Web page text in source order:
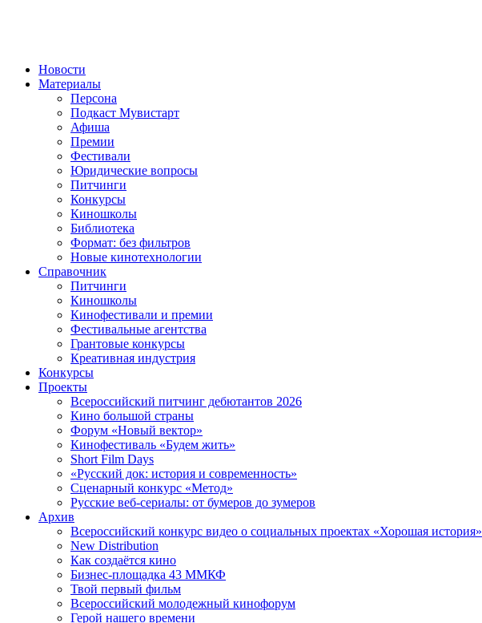
Новости
Материалы
Персона
Подкаст Мувистарт
Афиша
Премии
Фестивали
Юридические вопросы
Питчинги
Конкурсы
Киношколы
Библиотека
Формат: без фильтров
Новые кинотехнологии
Справочник
Питчинги
Киношколы
Кинофестивали и премии
Фестивальные агентства
Грантовые конкурсы
Креативная индустрия
Конкурсы
Проекты
Всероссийский питчинг дебютантов 2026
Кино большой страны
Форум «Новый вектор»
Кинофестиваль «Будем жить»
Short Film Days
«Русский док: история и современность»
Сценарный конкурс «Метод»
Русские веб-сериалы: от бумеров до зумеров
Архив
Всероссийский конкурс видео о социальных проектах «Хорошая история»
New Distribution
Как создаётся кино
Бизнес-площадка 43 ММКФ
Твой первый фильм
Всероссийский молодежный кинофорум
Герой нашего времени